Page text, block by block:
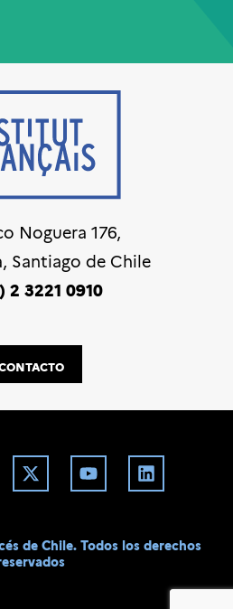
Noguera 176,
Santiago de Chile
2 3221 0910
de Chile. Todos los derechos